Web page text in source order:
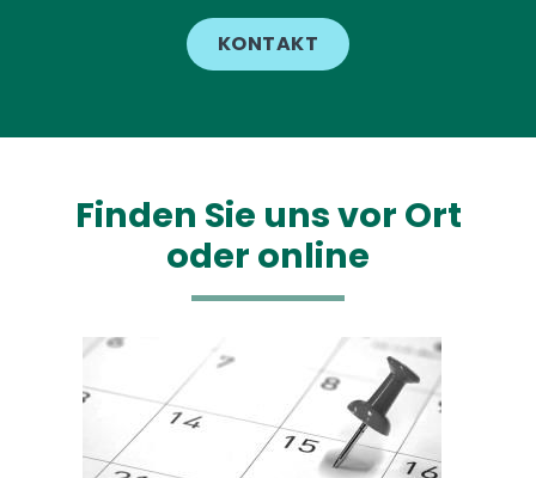
KONTAKT
Finden Sie uns vor Ort
oder online